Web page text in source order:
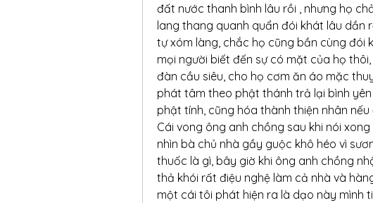
đất nước thanh bình lâu rồi , nhưng họ
lang thang quanh quẩn đói khát lâu
tự xóm làng, chắc họ cũng bần cùng đói
mọi người biết đến sự có mặt của họ
đàn cầu siêu, cho họ cơm ăn áo mặc
phát tâm theo phật thánh trả lại bình
phật tính, cũng hóa thành thiện nhân
Cái vong ông anh chồng sau khi nói
nhìn bà chủ nhà gầy guộc khô héo vì
thuốc là gì, bây giờ khi ông anh chồng
thả khói rất điệu nghệ làm cả nhà và
một cái tôi phát hiện ra là dạo này mình